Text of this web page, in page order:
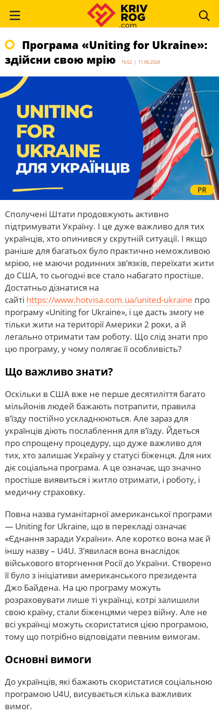
Програма «Uniting for Ukraine»:
здійсни свою мрію
16:52 | 11.06.2024
PR
Сполучені Штати продовжують активно
підтримувати Україну. І це дуже важливо для тих
українців, хто опинився у скрутній ситуації. І якщо
раніше для багатьох було практично неможливою
мрією, не маючи родинних зв’язків, переїхати жити
до США, то сьогодні все стало набагато простіше.
Достатньо дізнатися на
сайті https://www.hotvisa.com.ua/united-ukraine про
програму «Uniting for Ukraine», і це дасть змогу не
тільки жити на території Америки 2 роки, а й
легально отримати там роботу. Що слід знати про
цю програму, у чому полягає її особливість?
Що важливо знати?
Оскільки в США вже не перше десятиліття багато
мільйонів людей бажають потрапити, правила
в’їзду постійно ускладнюються. Але зараз для
українців діють послаблення для в’їзду. Йдеться
про спрощену процедуру, що дуже важливо для
тих, хто залишає Україну у статусі біженця. Для них
діє соціальна програма. А це означає, що значно
простіше виявиться і житло отримати, і роботу, і
медичну страховку.
Повна назва гуманітарної американської програми
— Uniting for Ukraine, що в перекладі означає
«Єднання заради України». Але коротко вона має й
іншу назву – U4U. З’явилася вона внаслідок
військового вторгнення Росії до України. Створено
її було з ініціативи американського президента
Джо Байдена. На цю програму можуть
розраховувати лише ті українці, котрі залишили
свою країну, стали біженцями через війну. Але не
всі українці можуть скористатися цією програмою,
тому що потрібно відповідати певним вимогам.
Основні вимоги
До українців, які бажають скористатися соціальною
програмою U4U, висувається кілька важливих
вимог.